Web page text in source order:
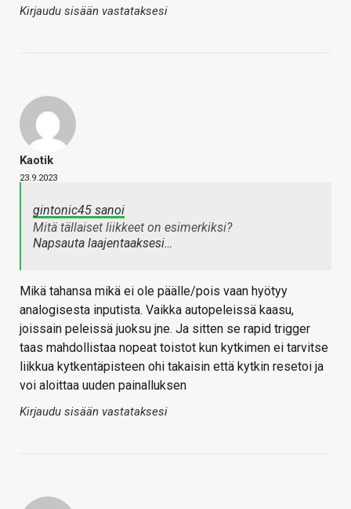
Kirjaudu sisään vastataksesi
Kaotik
23.9.2023
gintonic45 sanoi
Mitä tällaiset liikkeet on esimerkiksi?
Napsauta laajentaaksesi…
Mikä tahansa mikä ei ole päälle/pois vaan hyötyy
analogisesta inputista. Vaikka autopeleissä kaasu,
joissain peleissä juoksu jne. Ja sitten se rapid trigger
taas mahdollistaa nopeat toistot kun kytkimen ei tarvitse
liikkua kytkentäpisteen ohi takaisin että kytkin resetoi ja
voi aloittaa uuden painalluksen
Kirjaudu sisään vastataksesi